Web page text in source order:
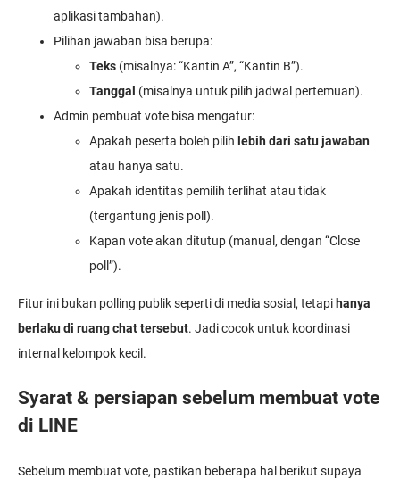
aplikasi tambahan).
Pilihan jawaban bisa berupa:
Teks (misalnya: “Kantin A”, “Kantin B”).
Tanggal (misalnya untuk pilih jadwal pertemuan).
Admin pembuat vote bisa mengatur:
Apakah peserta boleh pilih lebih dari satu jawaban
atau hanya satu.
Apakah identitas pemilih terlihat atau tidak
(tergantung jenis poll).
Kapan vote akan ditutup (manual, dengan “Close
poll”).
Fitur ini bukan polling publik seperti di media sosial, tetapi hanya
berlaku di ruang chat tersebut. Jadi cocok untuk koordinasi
internal kelompok kecil.
Syarat & persiapan sebelum membuat vote
di LINE
Sebelum membuat vote, pastikan beberapa hal berikut supaya